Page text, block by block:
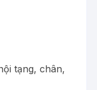
tạng, chân,